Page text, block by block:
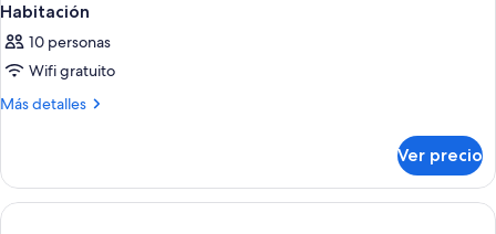
Habitación
10 personas
Wifi gratuito
Más detalles
Más
Ver precio